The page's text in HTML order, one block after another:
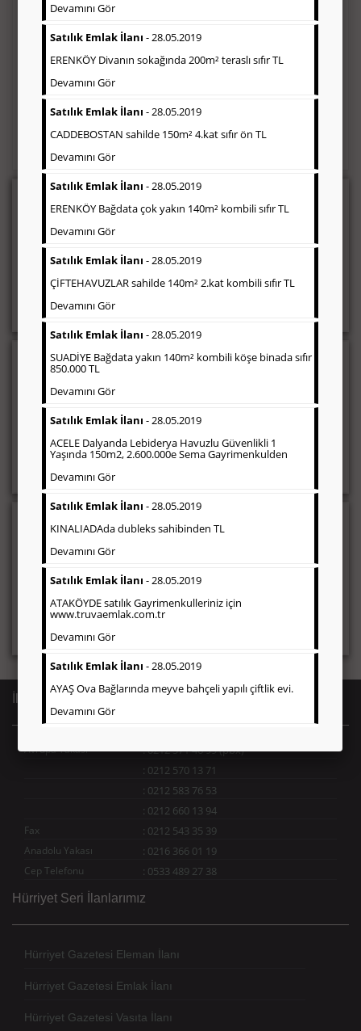
Seri İlan
Gazetede seri ilan sayfaları; eleman ilanı, emlak ilanı, vasıta ilanı,
zayi ilanı ve çeşitli seri ilan bloğunun yayınlandığı sayfalardır. Bu
seri ilan, Türkiye baskısı yayınlandığı gibi, bölgesel (İstanbul,
Ankara, Ege, Akdeniz, Çukurova, vb) olarak da
yayınlanabilmektedir.
Sosyal İlan
(Hürriyet Vefat ilanı, Başsağlığı,
Gazetelerin sosyal ilan (vefat ilanı, anma, başsağlığı, teşekkür
vb.) diye adlandırdığı, ticari amaç gütmeyen bu ilan çeşidin de
fiyatlandırma ilanın kapladığı alan üzerinden fiyatlandırılır.
Diğer çerçeveli ilanlara göre daha ekonomiktir.
Ticari İlan (Hürriyet Gazetesi Reklam)
Firmaların; tanıtımlarının, duyuru ve kampanyalarının yapıldığı,
çerçeveli ilan çeşididir. Finans, İnşaat, Turizm, Eğitim, Otomotiv
sektörleri başta olmak üzere bütün sektörler Hürriyet gazetesi
ticari ilanları tercih etmektedirler.
İletişim Bilgileri
Avrupa Yakası :0212 571 46 99 (pbx)
: 0212 570 13 71
: 0212 583 76 53
: 0212 660 13 94
Fax : 0212 543 35 39
Anadolu Yakası : 0216 366 01 19
Cep Telefonu : 0533 489 27 38
Hürriyet Seri İlanlarımız
Hürriyet Gazetesi Eleman İlanı
Hürriyet Gazetesi Emlak İlanı
Hürriyet Gazetesi Vasıta İlanı
Devamını Gör
Satılık Emlak İlanı - 28.05.2019
ERENKÖY Divanın sokağında 200m² teraslı sıfır TL
Devamını Gör
Satılık Emlak İlanı - 28.05.2019
CADDEBOSTAN sahilde 150m² 4.kat sıfır ön TL
Devamını Gör
Satılık Emlak İlanı - 28.05.2019
ERENKÖY Bağdata çok yakın 140m² kombili sıfır TL
Devamını Gör
Satılık Emlak İlanı - 28.05.2019
ÇİFTEHAVUZLAR sahilde 140m² 2.kat kombili sıfır TL
Devamını Gör
Satılık Emlak İlanı - 28.05.2019
SUADİYE Bağdata yakın 140m² kombili köşe binada sıfır
850.000 TL
Devamını Gör
Satılık Emlak İlanı - 28.05.2019
ACELE Dalyanda Lebiderya Havuzlu Güvenlikli 1
Yaşında 150m2, 2.600.000e Sema Gayrimenkulden
Devamını Gör
Satılık Emlak İlanı - 28.05.2019
KINALIADAda dubleks sahibinden TL
Devamını Gör
Satılık Emlak İlanı - 28.05.2019
ATAKÖYDE satılık Gayrimenkulleriniz için
www.truvaemlak.com.tr
Devamını Gör
Satılık Emlak İlanı - 28.05.2019
AYAŞ Ova Bağlarında meyve bahçeli yapılı çiftlik evi.
Devamını Gör